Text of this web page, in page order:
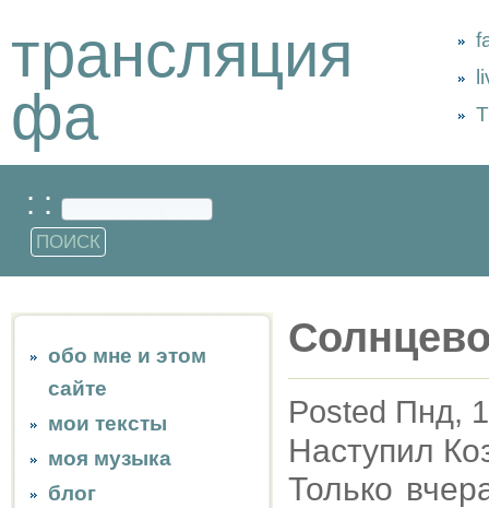
трансляция
фа
: :
обо мне и этом
сайте
мои тексты
моя музыка
блог
Posted Пнд,
Наступил
Только